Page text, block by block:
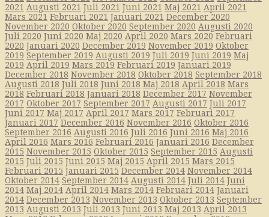
2021 Augusti 2021 Juli 2021 Juni 2021 Maj 2021 April 2021
Mars 2021 Februari 2021 Januari 2021 December 2020
November 2020 Oktober 2020 September 2020 Augusti 2020
Juli 2020 Juni 2020 Maj 2020 April 2020 Mars 2020 Februari
2020 Januari 2020 December 2019 November 2019 Oktober
2019 September 2019 Augusti 2019 Juli 2019 Juni 2019 Maj
2019 April 2019 Mars 2019 Februari 2019 Januari 2019
December 2018 November 2018 Oktober 2018 September 2018
Augusti 2018 Juli 2018 Juni 2018 Maj 2018 April 2018 Mars
2018 Februari 2018 Januari 2018 December 2017 November
2017 Oktober 2017 September 2017 Augusti 2017 Juli 2017
Juni 2017 Maj 2017 April 2017 Mars 2017 Februari 2017
Januari 2017 December 2016 November 2016 Oktober 2016
September 2016 Augusti 2016 Juli 2016 Juni 2016 Maj 2016
April 2016 Mars 2016 Februari 2016 Januari 2016 December
2015 November 2015 Oktober 2015 September 2015 Augusti
2015 Juli 2015 Juni 2015 Maj 2015 April 2015 Mars 2015
Februari 2015 Januari 2015 December 2014 November 2014
Oktober 2014 September 2014 Augusti 2014 Juli 2014 Juni
2014 Maj 2014 April 2014 Mars 2014 Februari 2014 Januari
2014 December 2013 November 2013 Oktober 2013 September
2013 Augusti 2013 Juli 2013 Juni 2013 Maj 2013 April 2013